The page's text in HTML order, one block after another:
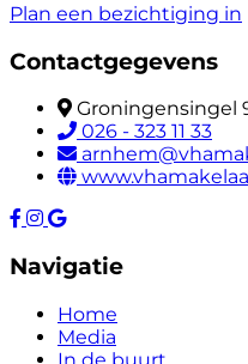
Plan een bezichtiging in
Contactgegevens
Groningensingel
026 - 323 11 33
Navigatie
Home
Media
In de buurt